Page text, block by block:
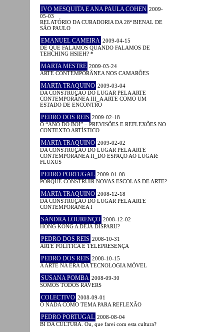
IVO MESQUITA E ANA PAULA COHEN 2009-
05-03
RELATÓRIO DA CURADORIA DA 28ª BIENAL DE
SÃO PAULO
EMANUEL CAMEIRA 2009-04-15
DE QUE FALAMOS QUANDO FALAMOS DE
TEHCHING HSIEH? *
MARTA MESTRE 2009-03-24
ARTE CONTEMPORÂNEA NOS CAMARÕES
MARTA TRAQUINO 2009-03-04
DA CONSTRUÇÃO DO LUGAR PELA ARTE
CONTEMPORÂNEA III_A ARTE COMO UM
ESTADO DE ENCONTRO
PEDRO DOS REIS 2009-02-18
O “ANO DO BOI” – PREVISÕES E REFLEXÕES NO
CONTEXTO ARTÍSTICO
MARTA TRAQUINO 2009-02-02
DA CONSTRUÇÃO DO LUGAR PELA ARTE
CONTEMPORÂNEA II_DO ESPAÇO AO LUGAR:
FLUXUS
PEDRO PORTUGAL 2009-01-08
PORQUÊ CONSTRUIR NOVAS ESCOLAS DE ARTE?
MARTA TRAQUINO 2008-12-18
DA CONSTRUÇÃO DO LUGAR PELA ARTE
CONTEMPORÂNEA I
SANDRA LOURENÇO 2008-12-02
HONG KONG A DÉJÀ DISPARU?
PEDRO DOS REIS 2008-10-31
ARTE POLÍTICA E TELEPRESENÇA
PEDRO DOS REIS 2008-10-15
A ARTE NA ERA DA TECNOLOGIA MÓVEL
SUSANA POMBA 2008-09-30
SOMOS TODOS RAVERS
COLECTIVO 2008-09-01
O NADA COMO TEMA PARA REFLEXÃO
PEDRO PORTUGAL 2008-08-04
BI DA CULTURA. Ou, que farei com esta cultura?